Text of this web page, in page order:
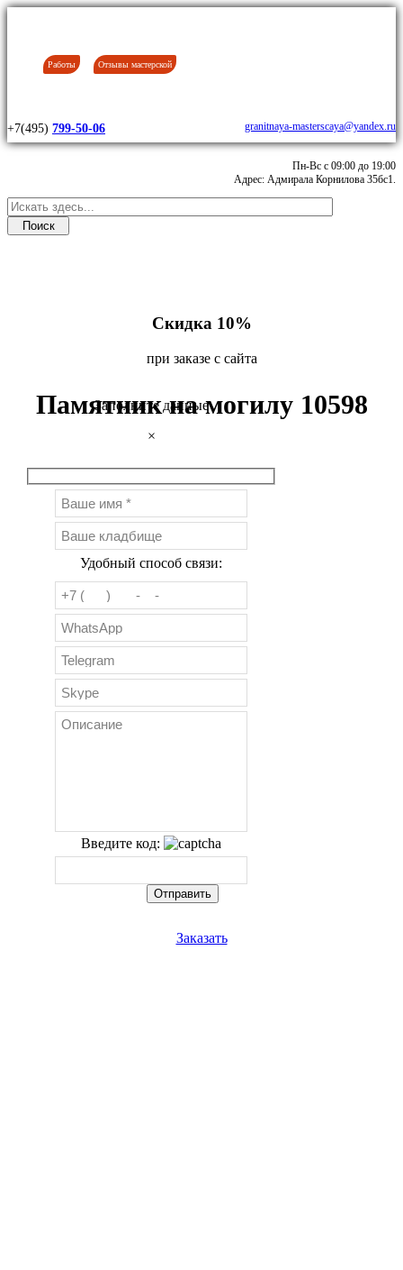
Работы Отзывы мастерской
+7(495) 799-50-06 granitnaya-masterscaya@yandex.ru
Пн-Вс с 09:00 до 19:00
Адрес: Адмирала Корнилова 35бс1.
Скидка 10%
при заказе с сайта
Памятник на могилу 10598
Заполните данные
×
Удобный способ связи:
Введите код:
Заказать